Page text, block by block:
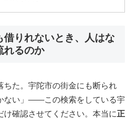
借りれないとき、人はな
れるのか
ちた。宇陀市の街金にも断られ
ない」——この検索をしている宇
け確認させてください。本当に正